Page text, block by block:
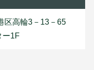
区高輪3－13－65
ー1F